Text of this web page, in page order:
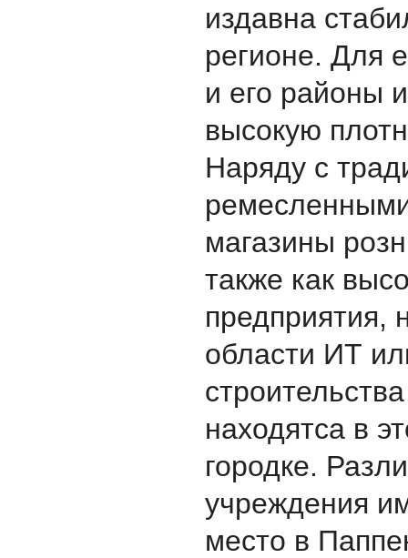
издавна
регионе. Для
и его районы
высокую
Наряду с
магазины
также как
предприятия,
области ИТ
находятса в
городке.
учреждения
место в